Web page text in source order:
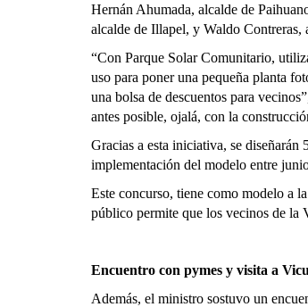
Hernán Ahumada, alcalde de
alcalde de Illapel, y Waldo Contreras,
“Con Parque Solar Comunitario,
uso para poner una pequeña planta
una bolsa de descuentos para
antes posible, ojalá, con la
Gracias a esta iniciativa, se diseñarán
implementación del modelo entre
Este concurso, tiene como modelo a
público permite que los vecinos de la
Encuentro con pymes y visita a
Además, el ministro sostuvo un